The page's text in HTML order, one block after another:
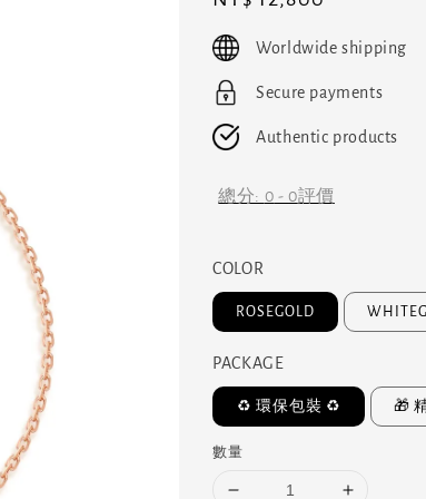
price
Worldwide shipping
Secure payments
Authentic products
總分: 0 -0評價
COLOR
ROSEGOLD
PACKAGE
️♻️ 環保包裝 ♻️ 🎁
數量